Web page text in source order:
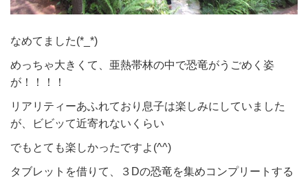
なめてました(*_*)
めっちゃ大きくて、亜熱帯林の中で恐竜がうごめく姿
が！！！！
リアリティーあふれており息子は楽しみにしていました
が、ビビッて近寄れないくらい
でもとても楽しかったですよ(^^)
タブレットを借りて、３Dの恐竜を集めコンプリートする